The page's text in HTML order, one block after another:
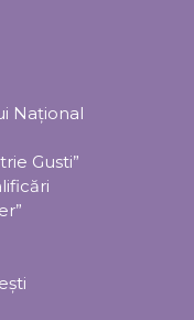
Naţional
Gusti”